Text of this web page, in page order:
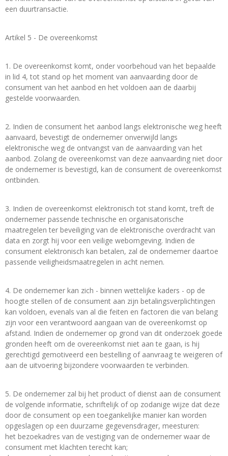
een duurtransactie.
Artikel 5 - De overeenkomst
1. De overeenkomst komt, onder voorbehoud van het bepaalde
in lid 4, tot stand op het moment van aanvaarding door de
consument van het aanbod en het voldoen aan de daarbij
gestelde voorwaarden.
2. Indien de consument het aanbod langs elektronische weg heeft
aanvaard, bevestigt de ondernemer onverwijld langs
elektronische weg de ontvangst van de aanvaarding van het
aanbod. Zolang de overeenkomst van deze aanvaarding niet door
de ondernemer is bevestigd, kan de consument de overeenkomst
ontbinden.
3. Indien de overeenkomst elektronisch tot stand komt, treft de
ondernemer passende technische en organisatorische
maatregelen ter beveiliging van de elektronische overdracht van
data en zorgt hij voor een veilige webomgeving. Indien de
consument elektronisch kan betalen, zal de ondernemer daartoe
passende veiligheidsmaatregelen in acht nemen.
4. De ondernemer kan zich - binnen wettelijke kaders - op de
hoogte stellen of de consument aan zijn betalingsverplichtingen
kan voldoen, evenals van al die feiten en factoren die van belang
zijn voor een verantwoord aangaan van de overeenkomst op
afstand. Indien de ondernemer op grond van dit onderzoek goede
gronden heeft om de overeenkomst niet aan te gaan, is hij
gerechtigd gemotiveerd een bestelling of aanvraag te weigeren of
aan de uitvoering bijzondere voorwaarden te verbinden.
5. De ondernemer zal bij het product of dienst aan de consument
de volgende informatie, schriftelijk of op zodanige wijze dat deze
door de consument op een toegankelijke manier kan worden
opgeslagen op een duurzame gegevensdrager, meesturen:
het bezoekadres van de vestiging van de ondernemer waar de
consument met klachten terecht kan;